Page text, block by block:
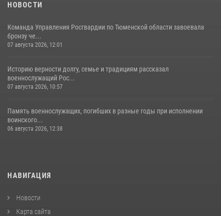
НОВОСТИ
Команда Управления Росгвардии по Тюменской области завоевала
бронзу че...
07 августа 2026, 12:01
Историю верности долгу, семье и традициям рассказал
военнослужащий Рос...
07 августа 2026, 10:57
Память военнослужащих, погибших в разные годы при исполнении
воинского...
06 августа 2026, 12:38
НАВИГАЦИЯ
Новости
Карта сайта